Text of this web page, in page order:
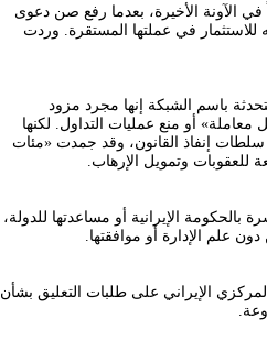
الآونة الأخيرة، بعدما رفع صن دعوى
للاستثمار في عملتها المستقرة. وردت
باسم الشبكة إنها مجرد مزود
أو منع عمليات التداول. لكنها
إنفاذ القانون، وقد جمدت «مئات
للعقوبات وتمويل الإرهاب.
الإيرانية أو مساعدتها للدولة،
الإدارة أو موافقتها.
المركزي الإيراني على طلبات التعليق بشأن